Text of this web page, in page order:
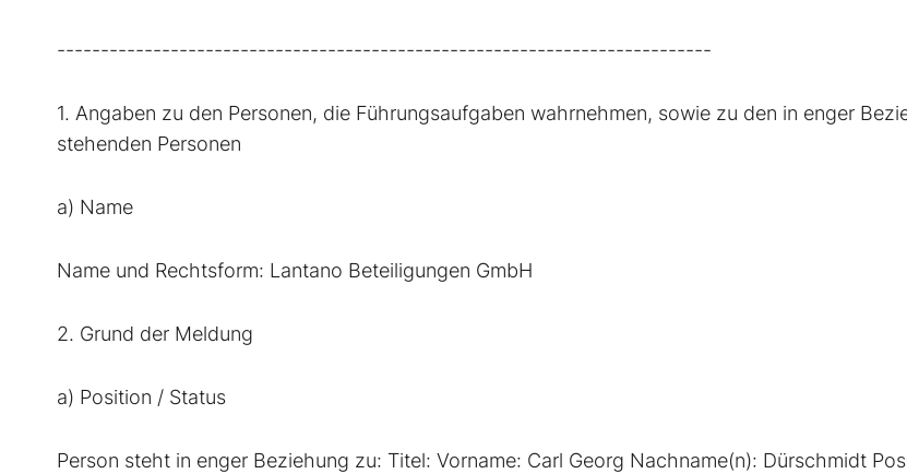
---------------------------------------------------------------------------
1. Angaben zu den Personen, die Führungsaufgaben wahrnehmen, sowie zu den in enger
stehenden Personen
a) Name
Name und Rechtsform: Lantano Beteiligungen GmbH
2. Grund der Meldung
a) Position / Status
Person steht in enger Beziehung zu: Titel: Vorname: Carl Georg Nachname(n): Dürschmidt